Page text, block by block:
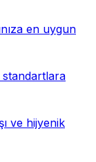
en uygun
ve hijyenik